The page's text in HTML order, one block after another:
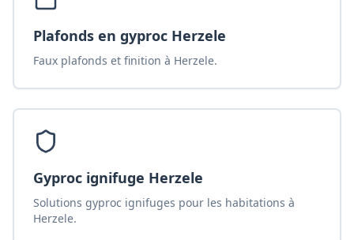
Plafonds en gyproc Herzele
Faux plafonds et finition à Herzele.
Gyproc ignifuge Herzele
Solutions gyproc ignifuges pour les habitations à
Herzele.